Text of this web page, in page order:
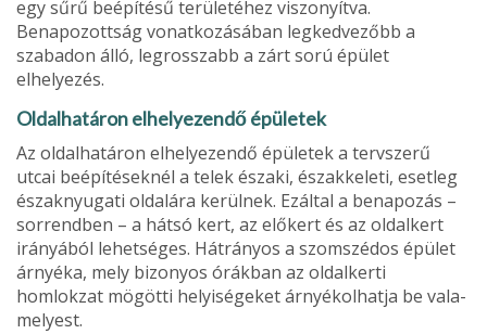
egy sűrű beépítésű terüle­téhez viszonyítva.
Benapozottság vonatkozásában legkedvezőbb a
szabadon álló, legros­szabb a zárt sorú épület
elhelyezés.
Oldalhatáron elhelyezendő épületek
Az oldalhatáron elhelyezendő épületek a tervszerű
utcai beépíté­seknél a telek északi, északkeleti, esetleg
északnyugati oldalára ke­rülnek. Ezáltal a benapozás –
sor­rendben – a hátsó kert, az előkert és az oldalkert
irányából lehetsé­ges. Hátrányos a szomszédos épü­let
árnyéka, mely bizonyos órákban az oldalkerti
homlokzat mögötti helyiségeket árnyékolhatja be vala­
melyest.